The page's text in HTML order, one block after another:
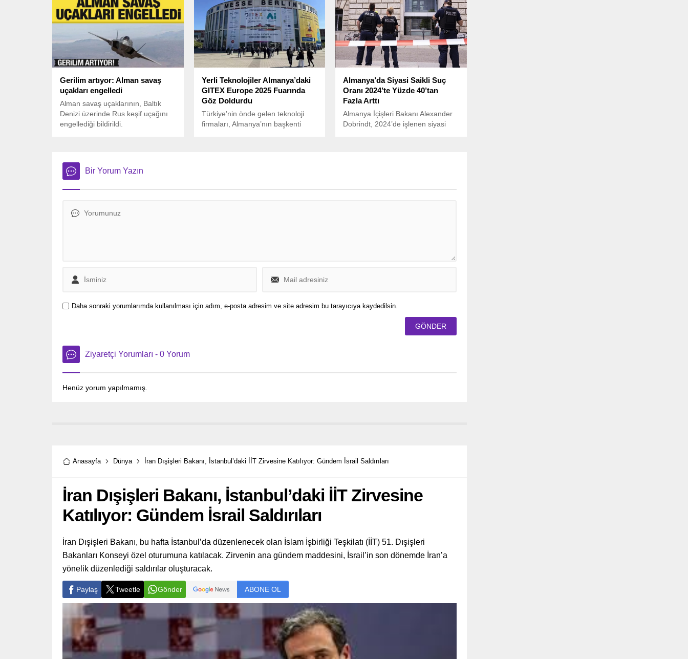
Gerilim artıyor: Alman savaş
uçakları engelledi
Alman savaş uçaklarının, Baltık
Denizi üzerinde Rus keşif uçağını
engellediği bildirildi.
Yerli Teknolojiler Almanya’daki
GITEX Europe 2025 Fuarında
Göz Doldurdu
Türkiye’nin önde gelen teknoloji
firmaları, Almanya’nın başkenti
Almanya’da Siyasi Saikli Suç
Oranı 2024’te Yüzde 40’tan
Fazla Arttı
Almanya İçişleri Bakanı Alexander
Dobrindt, 2024’de işlenen siyasi
Bir Yorum Yazın
Daha sonraki yorumlarımda kullanılması için adım, e-posta adresim ve site adresim bu tarayıcıya kaydedilsin.
Ziyaretçi Yorumları - 0 Yorum
Henüz yorum yapılmamış.
Anasayfa Dünya İran Dışişleri Bakanı, İstanbul’daki İİT Zirvesine Katılıyor: Gündem İsrail Saldırıları
İran Dışişleri Bakanı, İstanbul’daki İİT Zirvesine
Katılıyor: Gündem İsrail Saldırıları
İran Dışişleri Bakanı, bu hafta İstanbul’da düzenlenecek olan İslam İşbirliği Teşkilatı (İİT) 51. Dışişleri
Bakanları Konseyi özel oturumuna katılacak. Zirvenin ana gündem maddesini, İsrail’in son dönemde İran’a
yönelik düzenlediği saldırılar oluşturacak.
Paylaş Tweetle Gönder ABONE OL